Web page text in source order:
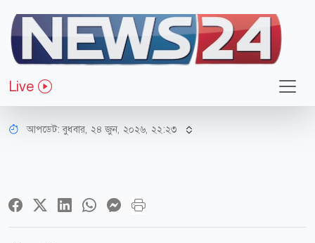
Live
অর্থ-বাণিজ্য
পে-স্কেল নিয়ে নীতিগত সিদ্ধান্ত চূড়ান্ত
করল সচিব কমিটি
আপডেট: বুধবার, ২৪ জুন, ২০২৬, ২২:২৩